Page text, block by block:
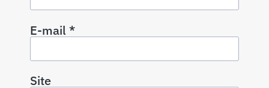
E-mail*
Site